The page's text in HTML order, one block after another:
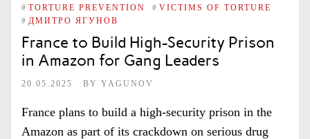
# TORTURE PREVENTION # VICTIMS OF TORTURE
# ДМИТРО ЯГУНОВ
France to Build High-Security Prison
in Amazon for Gang Leaders
20.05.2025 BY YAGUNOV
France plans to build a high-security prison in the
Amazon as part of its crackdown on serious drug